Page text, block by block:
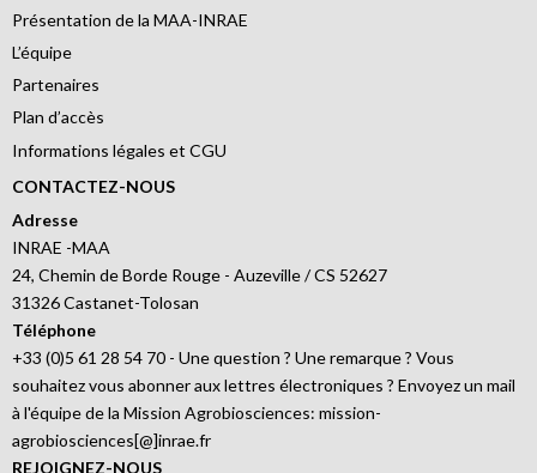
Présentation de la MAA-INRAE
L’équipe
Partenaires
Plan d’accès
Informations légales et CGU
CONTACTEZ-NOUS
Adresse
INRAE -MAA
24, Chemin de Borde Rouge - Auzeville / CS 52627
31326 Castanet-Tolosan
Téléphone
+33 (0)5 61 28 54 70 - Une question ? Une remarque ? Vous
souhaitez vous abonner aux lettres électroniques ? Envoyez un mail
à l'équipe de la Mission Agrobiosciences: mission-
agrobiosciences[@]inrae.fr
REJOIGNEZ-NOUS